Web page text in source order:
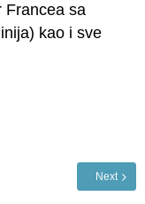
Francea sa
kao i sve
Next